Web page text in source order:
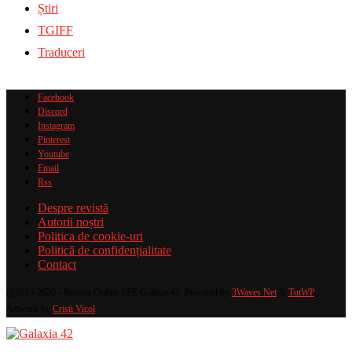
Știri
TGIFF
Traduceri
Facebook
Discord
Instagram
Pinterest
Youtube
Email
Rss
Despre revistă
Autorii noștri
Politica de cookie-uri
Politică de confidențialitate
Contact
3Waves Net TutWP.
Cristi Vicol